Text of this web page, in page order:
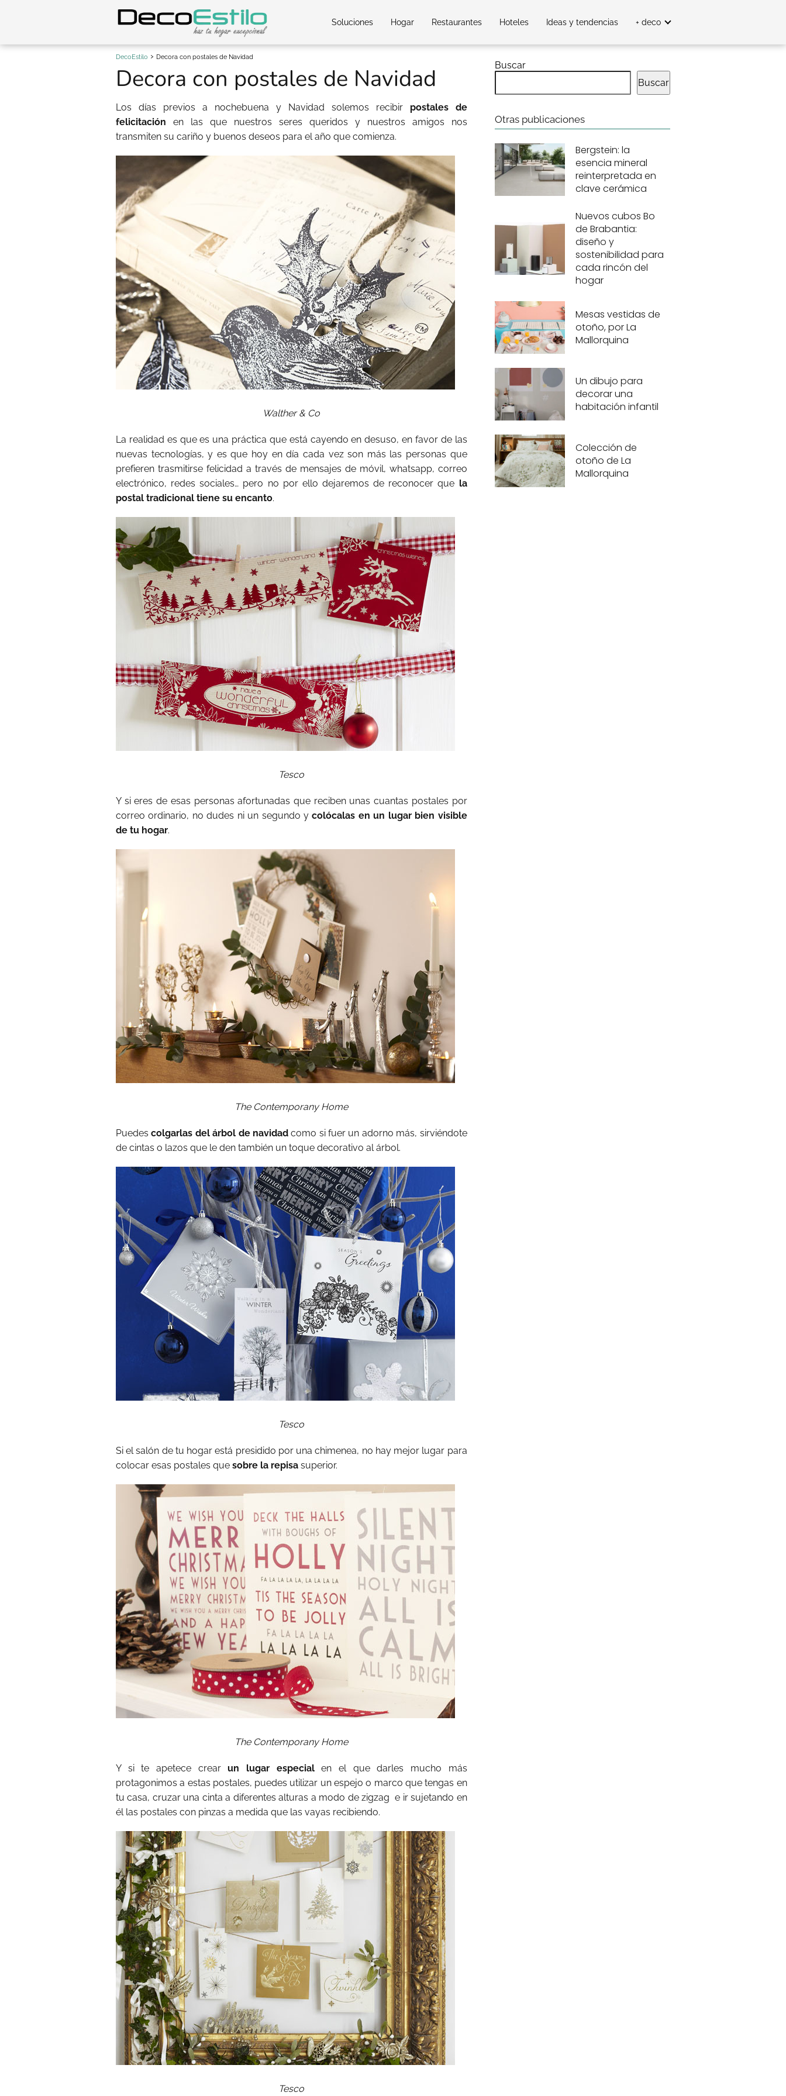
Soluciones Hogar Restaurantes Hoteles Ideas y tendencias + deco
DecoEstilo Decora con postales de Navidad
Decora con postales de Navidad
Los días previos a nochebuena y Navidad solemos recibir postales de
felicitación en las que nuestros seres queridos y nuestros amigos nos
transmiten su cariño y buenos deseos para el año que comienza.
Walther & Co
La realidad es que es una práctica que está cayendo en desuso, en favor de las
nuevas tecnologías, y es que hoy en día cada vez son más las personas que
prefieren trasmitirse felicidad a través de mensajes de móvil, whatsapp, correo
electrónico, redes sociales… pero no por ello dejaremos de reconocer que la
postal tradicional tiene su encanto.
Tesco
Y si eres de esas personas afortunadas que reciben unas cuantas postales por
correo ordinario, no dudes ni un segundo ycolócalas en un lugar bien visible
de tu hogar.
The Contemporany Home
Puedescolgarlas del árbol de navidadcomo si fuer un adorno más, sirviéndote
de cintas o lazos que le den también un toque decorativo al árbol.
Tesco
Si el salón de tu hogar está presidido por una chimenea, no hay mejor lugar para
colocar esas postales que sobre la repisa superior.
The Contemporany Home
Y si te apetece crearun lugar especialen el que darles mucho más
protagonimos a estas postales, puedes utilizar un espejo o marco que tengas en
tu casa, cruzar una cinta a diferentes alturas a modo de zigzag e ir sujetando en
él las postales con pinzas a medida que las vayas recibiendo.
Tesco
Buscar
Buscar
Otras publicaciones
Bergstein: la
esencia mineral
reinterpretada en
clave cerámica
Nuevos cubos Bo
de Brabantia:
diseño y
sostenibilidad para
cada rincón del
hogar
Mesas vestidas de
otoño, por La
Mallorquina
Un dibujo para
decorar una
habitación infantil
Colección de
otoño de La
Mallorquina